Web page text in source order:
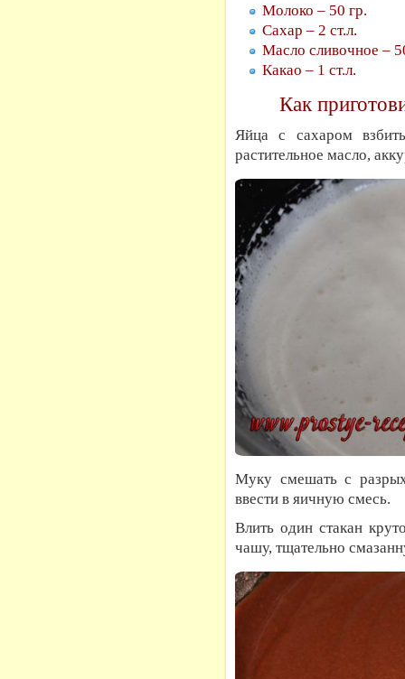
Молоко – 50 гр.
Сахар – 2 ст.л.
Масло сливочное –
Какао – 1 ст.л.
Как
Яйца с сахаром
растительное масло,
Муку смешать с
ввести в яичную смесь.
Влить один стакан
чашу, тщательно